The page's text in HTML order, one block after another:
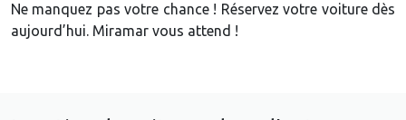
Ne manquez pas votre chance ! Réservez votre voiture dès
aujourd’hui. Miramar vous attend !